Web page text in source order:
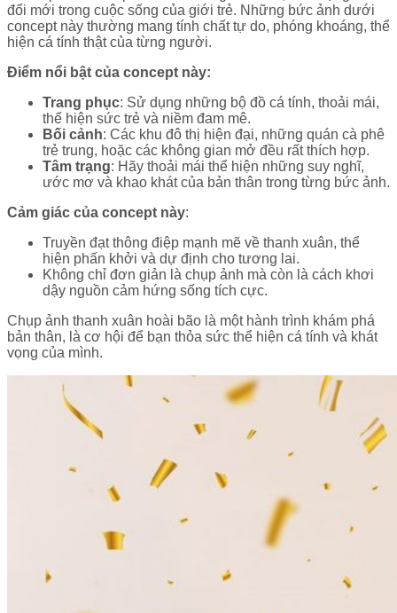
đổi mới trong cuộc sống của giới trẻ. Những bức ảnh dưới
concept này thường mang tính chất tự do, phóng khoáng, thể
hiện cá tính thật của từng người.
Điểm nổi bật của concept này:
Trang phục: Sử dụng những bộ đồ cá tính, thoải mái,
thể hiện sức trẻ và niềm đam mê.
Bối cảnh: Các khu đô thị hiện đại, những quán cà phê
trẻ trung, hoặc các không gian mở đều rất thích hợp.
Tâm trạng: Hãy thoải mái thể hiện những suy nghĩ,
ước mơ và khao khát của bản thân trong từng bức ảnh.
Cảm giác của concept này:
Truyền đạt thông điệp mạnh mẽ về thanh xuân, thể
hiện phấn khởi và dự định cho tương lai.
Không chỉ đơn giản là chụp ảnh mà còn là cách khơi
dậy nguồn cảm hứng sống tích cực.
Chụp ảnh thanh xuân hoài bão là một hành trình khám phá
bản thân, là cơ hội để bạn thỏa sức thể hiện cá tính và khát
vọng của mình.